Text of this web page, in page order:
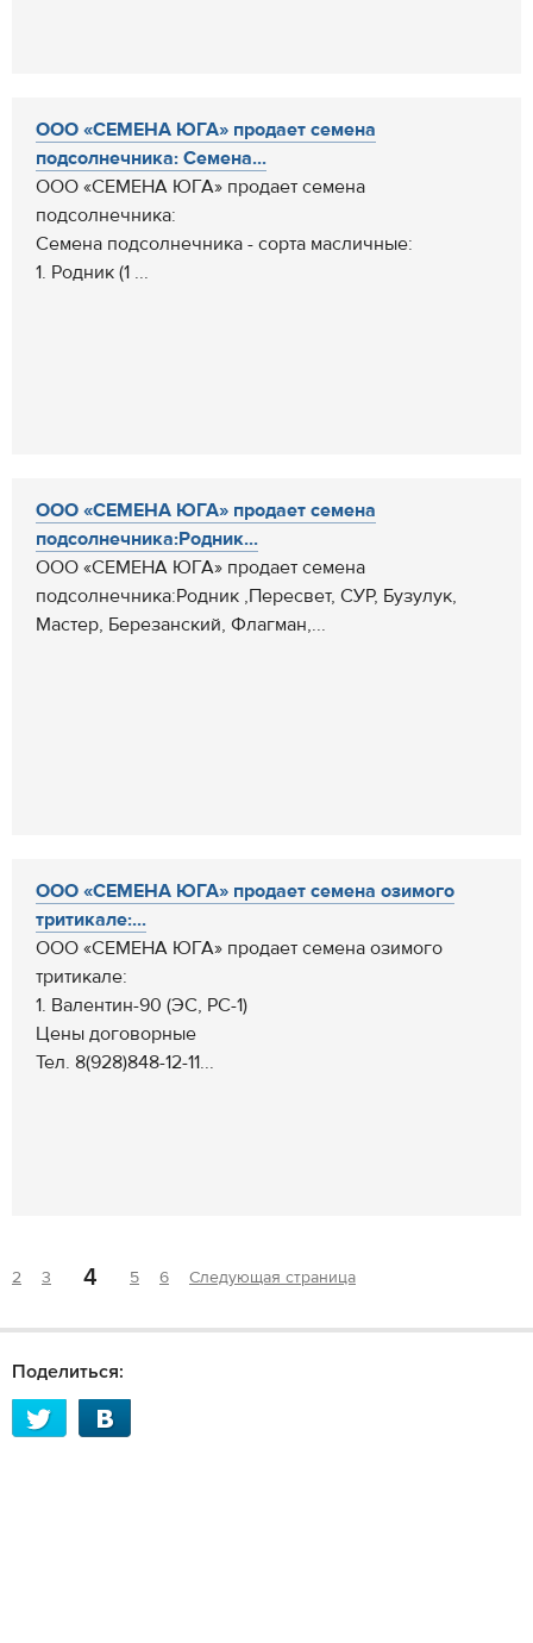
ООО «СЕМЕНА ЮГА» продает семена
подсолнечника: Семена...
ООО «СЕМЕНА ЮГА» продает семена
подсолнечника:
Семена подсолнечника - сорта масличные:
1. Родник (1 ...
ООО «СЕМЕНА ЮГА» продает семена
подсолнечника:Родник...
ООО «СЕМЕНА ЮГА» продает семена
подсолнечника:Родник ,Пересвет, СУР, Бузулук,
Мастер, Березанский, Флагман,...
ООО «СЕМЕНА ЮГА» продает семена озимого
тритикале:...
ООО «СЕМЕНА ЮГА» продает семена озимого
тритикале:
1. Валентин-90 (ЭС, РС-1)
Цены договорные
Тел. 8(928)848-12-11...
2 3 4 5 6 Следующая страница
Поделиться: